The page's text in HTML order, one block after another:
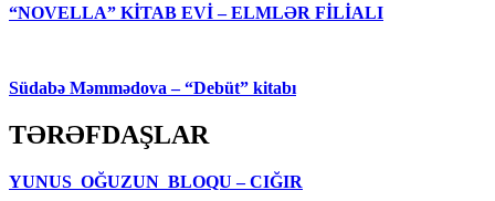
“NOVELLA” KİTAB EVİ – ELMLƏR FİLİALI
Südabə Məmmədova – “Debüt” kitabı
TƏRƏFDAŞLAR
YUNUS OĞUZUN BLOQU – CIĞIR